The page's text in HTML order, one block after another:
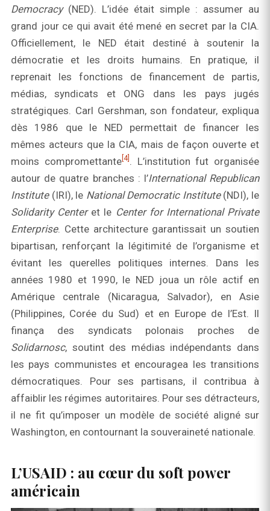
Democracy(NED). L’idée était simple : assumer au
grand jour ce qui avait été mené en secret par la CIA.
Officiellement, le NED était destiné à soutenir la
démocratie et les droits humains. En pratique, il
reprenait les fonctions de financement de partis,
médias, syndicats et ONG dans les pays jugés
stratégiques. Carl Gershman, son fondateur, expliqua
dès 1986 que le NED permettait de financer les
mêmes acteurs que la CIA, mais de façon ouverte et
moins compromettante [4] . L’institution fut organisée
autour de quatre branches : l’International Republican
Institute(IRI), le National Democratic Institute(NDI), le
Solidarity Centeret le Center for International Private
Enterprise. Cette architecture garantissait un soutien
bipartisan, renforçant la légitimité de l’organisme et
évitant les querelles politiques internes. Dans les
années 1980 et 1990, le NED joua un rôle actif en
Amérique centrale (Nicaragua, Salvador), en Asie
(Philippines, Corée du Sud) et en Europe de l’Est. Il
finança des syndicats polonais proches de
Solidarnosc, soutint des médias indépendants dans
les pays communistes et encouragea les transitions
démocratiques. Pour ses partisans, il contribua à
affaiblir les régimes autoritaires. Pour ses détracteurs,
il ne fit qu’imposer un modèle de société aligné sur
Washington, en contournant la souveraineté nationale.
L’USAID : au cœur du soft power
américain